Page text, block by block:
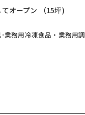
オープン （15坪)
業務用冷凍食品・業務用